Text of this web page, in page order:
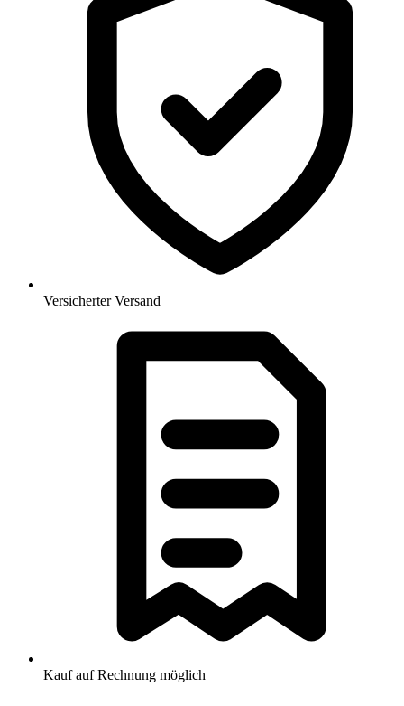
Versicherter Versand
Kauf auf Rechnung möglich